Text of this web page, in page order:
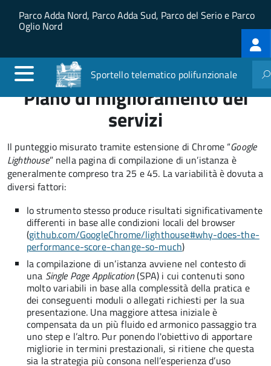
Salta al contenuto principale
Skip to site navigation
Parco Adda Nord, Parco Adda Sud, Parco del Serio e Parco
Oglio Nord
Sportello telematico polifunzionale
Piano di miglioramento dei
servizi
Il punteggio misurato tramite estensione di Chrome “Google
Lighthouse” nella pagina di compilazione di un’istanza è
generalmente compreso tra 25 e 45. La variabilità è dovuta a
diversi fattori:
lo strumento stesso produce risultati significativamente
differenti in base alle condizioni locali del browser
(github.com/GoogleChrome/lighthouse#why-does-the-
performance-score-change-so-much)
la compilazione di un’istanza avviene nel contesto di
una Single Page Application(SPA) i cui contenuti sono
molto variabili in base alla complessità della pratica e
dei conseguenti moduli o allegati richiesti per la sua
presentazione. Una maggiore attesa iniziale è
compensata da un più fluido ed armonico passaggio tra
uno step e l’altro. Pur ponendo l'obiettivo di apportare
migliorie in termini prestazionali, si ritiene che questa
sia la strategia più consona nell’esperienza d’uso